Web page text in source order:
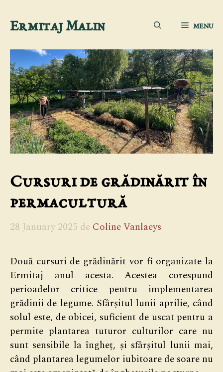
Sari
conținut
Ermitaj Malin MENU
Cursuri de grădinărit în
permacultură
28 January 2025 de Coline Vanlaeys
Două cursuri de grădinărit vor fi organizate la
Ermitaj anul acesta. Acestea corespund
perioadelor critice pentru implementarea
grădinii de legume. Sfârșitul lunii aprilie, când
solul este, de obicei, suficient de uscat pentru a
permite plantarea tuturor culturilor care nu
sunt sensibile la îngheț, și sfârșitul lunii mai,
când plantarea legumelor iubitoare de soare nu